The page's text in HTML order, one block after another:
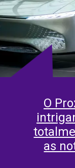
O
as